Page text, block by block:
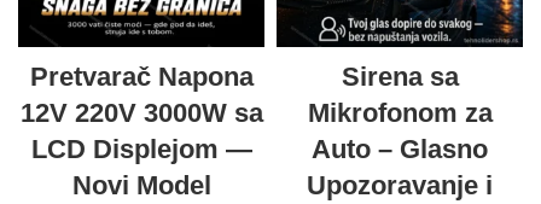
Pretvarač Napona
12V 220V 3000W sa
LCD Displejom —
Novi Model
Sirena sa
Mikrofonom za
Auto – Glasno
Upozoravanje i